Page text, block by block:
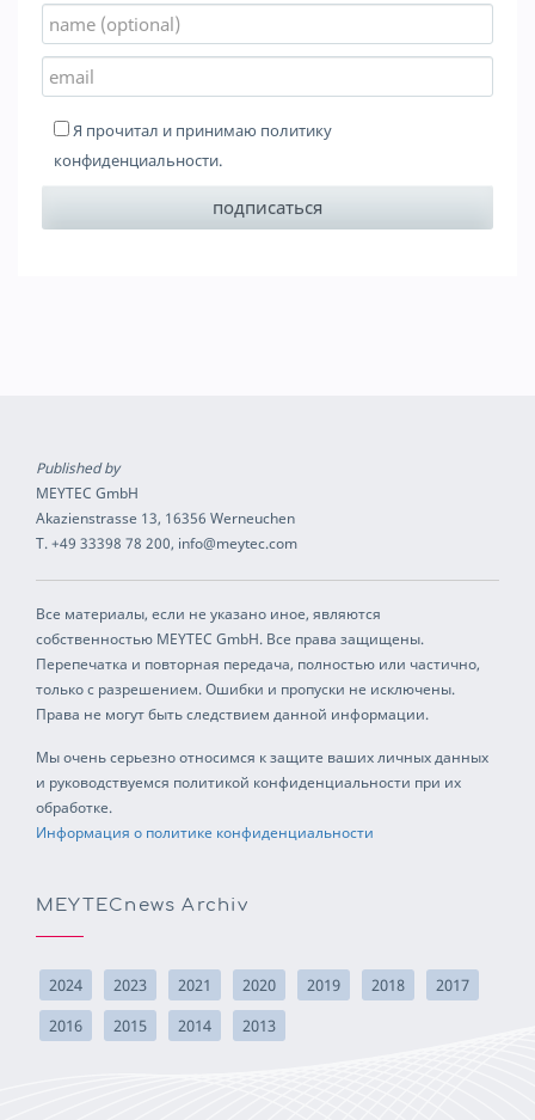
Я прочитал и принимаю политику
конфиденциальности.
Published by
MEYTEC GmbH
Akazienstrasse 13, 16356 Werneuchen
T. +49 33398 78 200, info@meytec.com
Все материалы, если не указано иное, являются
собственностью MEYTEC GmbH. Все права защищены.
Перепечатка и повторная передача, полностью или частично,
только с разрешением. Ошибки и пропуски не исключены.
Права не могут быть следствием данной информации.
Мы очень серьезно относимся к защите ваших личных данных
и руководствуемся политикой конфиденциальности при их
обработке.
Информация о политике конфиденциальности
MEYTECnews Archiv
2024 2023 2021 2020 2019 2018
2017
2016
2015 2014 2013